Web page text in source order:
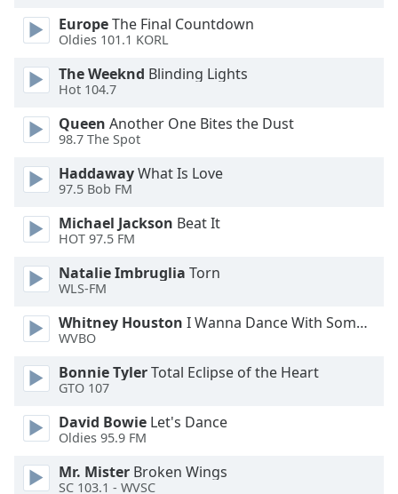
close
window.
Color
Opacity
Background
Color
Opacity
Caption
Area
Background
Color
Opacity
EuropeThe Final Countdown
Oldies 101.1 KORL
The Weeknd Blinding Lights
Hot 104.7
Queen Another One Bites the Dust
98.7 The Spot
HaddawayWhat Is Love
97.5 Bob FM
Michael Jackson Beat It
HOT 97.5 FM
Natalie Imbruglia Torn
WLS-FM
Whitney Houston I Wanna Dance With Somebody
WVBO
Bonnie TylerTotal Eclipse of the Heart
GTO 107
David Bowie Let's Dance
Oldies 95.9 FM
Mr. Mister Broken Wings
SC 103.1 - WVSC